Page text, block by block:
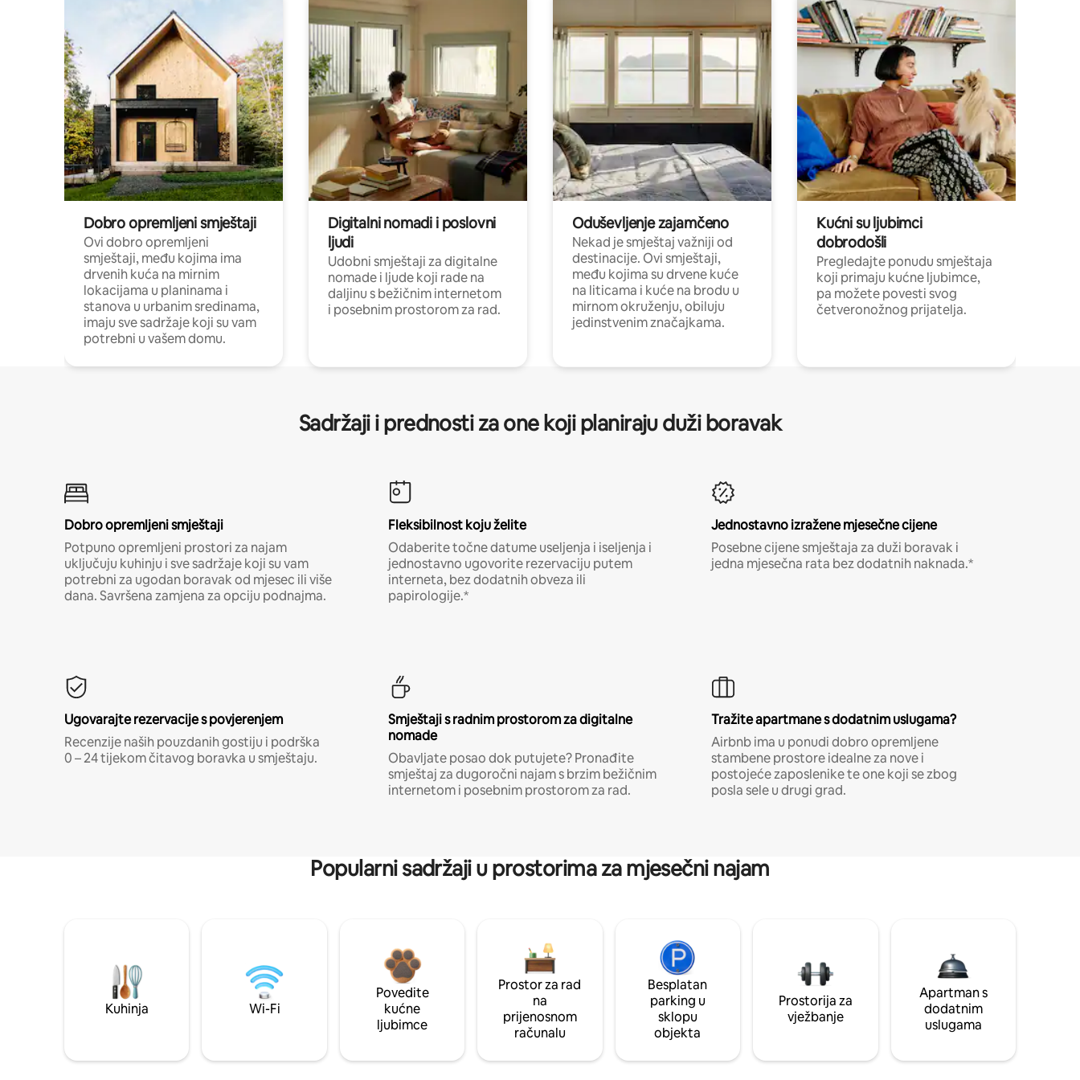
Dobro opremljeni smještaji
Ovi dobro opremljeni
smještaji, među kojima ima
drvenih kuća na mirnim
lokacijama u planinama i
stanova u urbanim sredinama,
imaju sve sadržaje koji su vam
potrebni u vašem domu.
Digitalni nomadi i poslovni
ljudi
Udobni smještaji za digitalne
nomade i ljude koji rade na
daljinu s bežičnim internetom
i posebnim prostorom za rad.
Oduševljenje zajamčeno
Nekad je smještaj važniji od
destinacije. Ovi smještaji,
među kojima su drvene kuće
na liticama i kuće na brodu u
mirnom okruženju, obiluju
jedinstvenim značajkama.
Kućni su ljubimci
dobrodošli
Pregledajte ponudu smještaja
koji primaju kućne ljubimce,
pa možete povesti svog
četveronožnog prijatelja.
Sadržaji i prednosti za one koji planiraju duži boravak
Dobro opremljeni smještaji
Potpuno opremljeni prostori za najam
uključuju kuhinju i sve sadržaje koji su vam
potrebni za ugodan boravak od mjesec ili više
dana. Savršena zamjena za opciju podnajma.
Fleksibilnost koju želite
Odaberite točne datume useljenja i iseljenja i
jednostavno ugovorite rezervaciju putem
interneta, bez dodatnih obveza ili
papirologije.*
Jednostavno izražene mjesečne cijene
Posebne cijene smještaja za duži boravak i
jedna mjesečna rata bez dodatnih naknada.*
Ugovarajte rezervacije s povjerenjem
Recenzije naših pouzdanih gostiju i podrška
0 – 24 tijekom čitavog boravka u smještaju.
Smještaji s radnim prostorom za digitalne
nomade
Obavljate posao dok putujete? Pronađite
smještaj za dugoročni najam s brzim bežičnim
internetom i posebnim prostorom za rad.
Tražite apartmane s dodatnim uslugama?
Airbnb ima u ponudi dobro opremljene
stambene prostore idealne za nove i
postojeće zaposlenike te one koji se zbog
posla sele u drugi grad.
Popularni sadržaji u prostorima za mjesečni najam
Kuhinja Wi-Fi
Povedite
kućne
ljubimce
Prostor za rad
na
prijenosnom
računalu
Besplatan
parking u
sklopu
objekta
Prostorija za
vježbanje
Apartman s
dodatnim
uslugama